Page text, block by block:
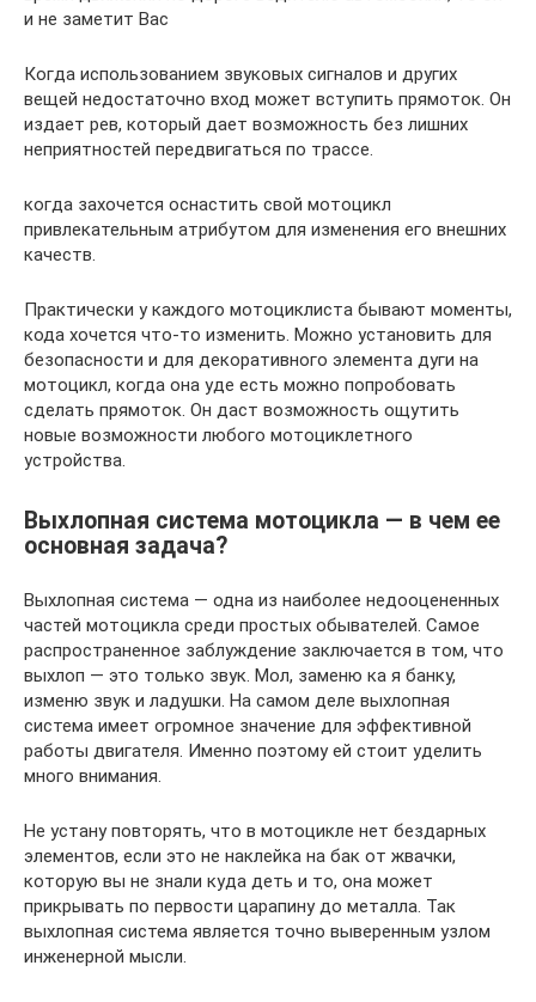
и не заметит Вас
Когда использованием звуковых сигналов и других
вещей недостаточно вход может вступить прямоток. Он
издает рев, который дает возможность без лишних
неприятностей передвигаться по трассе.
когда захочется оснастить свой мотоцикл
привлекательным атрибутом для изменения его внешних
качеств.
Практически у каждого мотоциклиста бывают моменты,
кода хочется что-то изменить. Можно установить для
безопасности и для декоративного элемента дуги на
мотоцикл, когда она уде есть можно попробовать
сделать прямоток. Он даст возможность ощутить
новые возможности любого мотоциклетного
устройства.
Выхлопная система мотоцикла — в чем ее
основная задача?
Выхлопная система — одна из наиболее недооцененных
частей мотоцикла среди простых обывателей. Самое
распространенное заблуждение заключается в том, что
выхлоп — это только звук. Мол, заменю ка я банку,
изменю звук и ладушки. На самом деле выхлопная
система имеет огромное значение для эффективной
работы двигателя. Именно поэтому ей стоит уделить
много внимания.
Не устану повторять, что в мотоцикле нет бездарных
элементов, если это не наклейка на бак от жвачки,
которую вы не знали куда деть и то, она может
прикрывать по первости царапину до металла. Так
выхлопная система является точно выверенным узлом
инженерной мысли.